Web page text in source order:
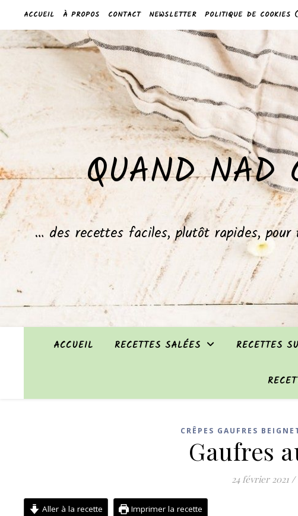
ACCUEIL À PROPOS CONTACT NEWSLETTER POLITIQUE DE COOKIES
QUAND NAD
… des recettes faciles, plutôt rapides,
ACCUEIL RECETTES SALÉES RECETTES
CRÊPES GAUFRES
Gaufres
24 février 2021 /
Aller à la recette Imprimer la recette